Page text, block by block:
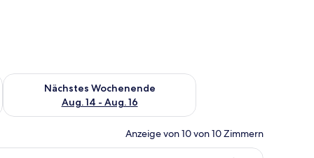
Aug. 7 - Aug. 9.
Nächstes Wochenende
Aug. 14 - Aug. 16
Überprüfe die Verfügbarkeit für nächstes Wochenende, Aug.
Anzeige von 10 von 10 Zimmern
und zwei gelben Toiletten.